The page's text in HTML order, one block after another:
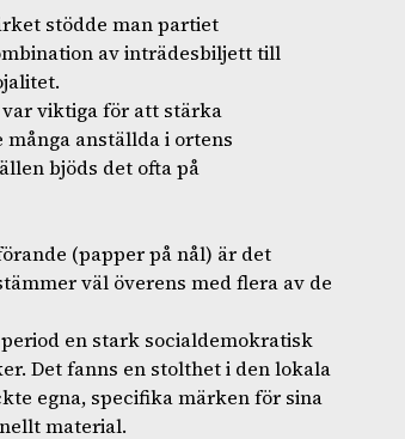
stödde man partiet
av inträdesbiljett till
viktiga för att stärka
anställda i ortens
bjöds det ofta på
(papper på nål) är det
väl överens med flera av de
en stark socialdemokratisk
Det fanns en stolthet i den lokala
egna, specifika märken för sina
material.